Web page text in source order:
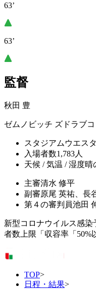
63’
63’
監督
秋田 豊
ゼムノビッチ ズドラブコ
スタジアム ウエス
入場者数1,783人
天候 / 気温 / 湿度晴
主審清水 修平
副審原尾 英祐、長
第４の審判員池田
新型コロナウイルス感
者数上限「収容率「50%
TOP>
日程・結果>